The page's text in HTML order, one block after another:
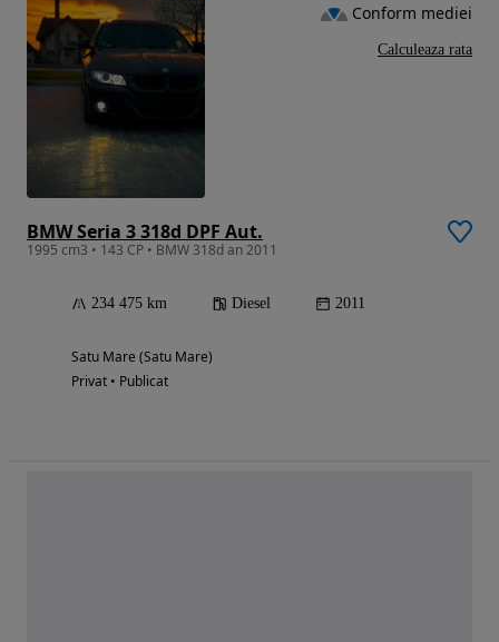
BMW Seria 3 318d DPF Aut.
1995 cm3 • 143 CP • BMW 318d an 2011
234 475 km Diesel 2011
Satu Mare (Satu Mare)
Privat • Publicat
Conform mediei
Calculeaza rata